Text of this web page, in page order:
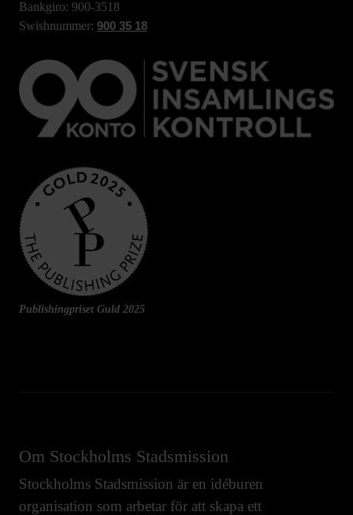
Bankgiro: 900-3518
Swishnummer: 900 35 18
Publishingpriset Guld 2025
Om Stockholms Stadsmission
Stockholms Stadsmission är en idéburen
organisation som arbetar för att skapa ett